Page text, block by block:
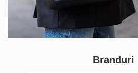
Branduri